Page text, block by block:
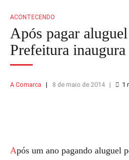
ACONTECENDO
Após pagar
Prefeitura
A Comarca 8 de maio de 2014 1
Após um ano pagando aluguel por um imóvel fechado,